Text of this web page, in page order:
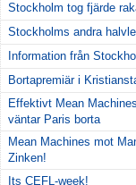
Stockholm tog fjärde
Stockholms andra
Information från
Bortapremiär i
Effektivt Mean
väntar Paris borta
Mean Machines mot
Zinken!
Its CEFL-week!